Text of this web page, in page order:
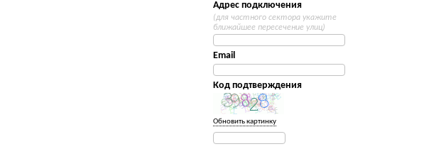
Адрес подключения
(для частного сектора укажите
ближайшее пересечение улиц)
Email
Код подтверждения
Обновить картинку